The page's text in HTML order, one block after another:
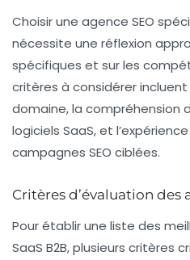
Choisir une agence SEO
nécessite une réflexion
spécifiques et sur les
critères à considérer
domaine, la compréhension
logiciels SaaS, et
campagnes SEO ciblées.
Critères d’évaluation des
Pour établir une liste des
SaaS B2B, plusieurs critères